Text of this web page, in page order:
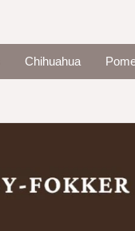
Chihuahua